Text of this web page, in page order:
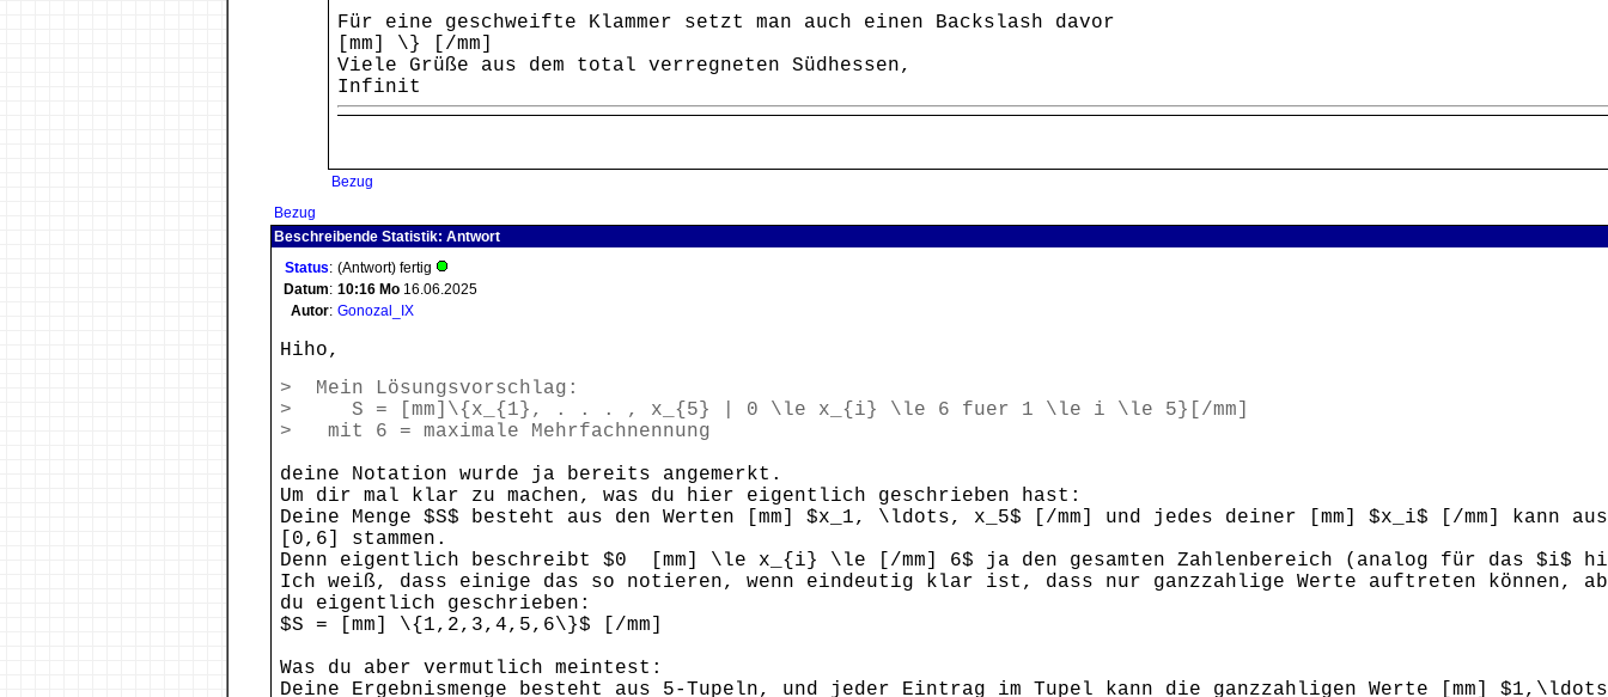
Für eine geschweifte Klammer setzt man auch einen Backslash davor
[mm] \} [/mm]
Viele Grüße aus dem total verregneten Südhessen,
Infinit
Bezug
Bezug
Beschreibende Statistik: Antwort
Status: (Antwort) fertig
Datum: 10:16 Mo 16.06.2025
Autor: Gonozal_IX
Hiho,
> Mein Lösungsvorschlag:
> S = [mm]\{x_{1}, . . . , x_{5} | 0 \le x_{i} \le 6 fuer 1 \le i \le 5}[/mm]
> mit 6 = maximale Mehrfachnennung
deine Notation wurde ja bereits angemerkt.
Um dir mal klar zu machen, was du hier eigentlich geschrieben hast:
Deine Menge $S$ besteht aus den Werten [mm] $x_1, \ldots, x_5$ [/mm] und jedes deiner [mm] $x_i$ [/mm] kann
[0,6] stammen.
Denn eigentlich beschreibt $0 [mm] \le x_{i} \le [/mm] 6$ ja den gesamten Zahlenbereich (analog für das $i$
Ich weiß, dass einige das so notieren, wenn eindeutig klar ist, dass nur ganzzahlige Werte auftreten können,
du eigentlich geschrieben:
$S = [mm] \{1,2,3,4,5,6\}$ [/mm]
Was du aber vermutlich meintest:
Deine Ergebnismenge besteht aus 5-Tupeln, und jeder Eintrag im Tupel kann die ganzzahligen Werte [mm]